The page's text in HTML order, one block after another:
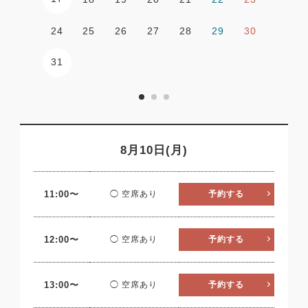
24 25 26 27 28 29 30
31
8月10日(月)
11:00〜 ◯ 空席あり 予約する
12:00〜 ◯ 空席あり 予約する
13:00〜 ◯ 空席あり 予約する